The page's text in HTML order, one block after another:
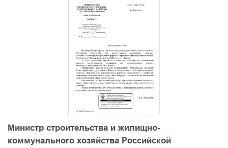
Министр строительства и жилищно-
коммунального хозяйства Российской